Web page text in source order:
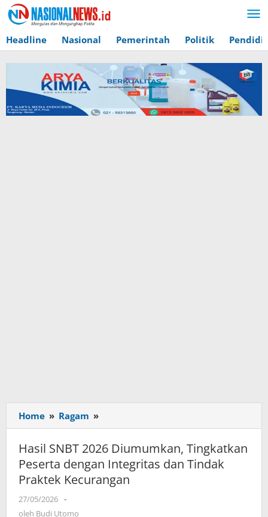
Lewati
ke
konten
Headline Nasional Pemerintah Politik
Home » Ragam »
SNBT
2026
Diumumkan, Tingkatkan
Peserta
dengan
Hasil SNBT 2026 Diumumkan, Tingkatkan
Peserta dengan Integritas dan Tindak
Praktek Kecurangan
27/05/2026 oleh
Budi
-
oleh Budi Utomo